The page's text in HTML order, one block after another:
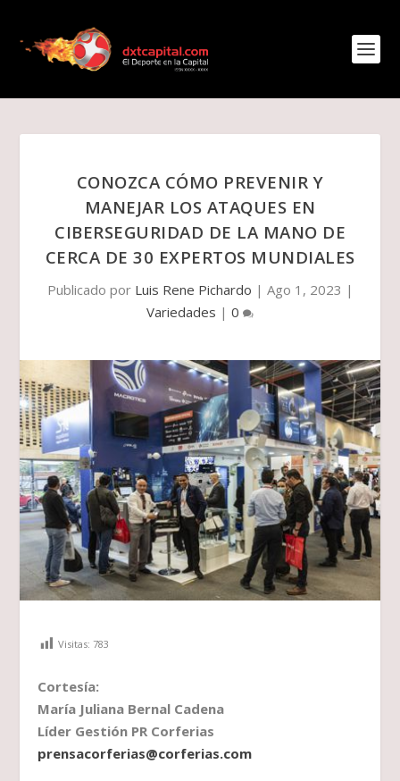
CONOZCA CÓMO PREVENIR Y
MANEJAR LOS ATAQUES EN
CIBERSEGURIDAD DE LA MANO DE
CERCA DE 30 EXPERTOS MUNDIALES
Publicado por Luis Rene Pichardo | Ago 1, 2023 |
Variedades | 0
Visitas: 783
Cortesía:
María Juliana Bernal Cadena
Líder Gestión PR Corferias
prensacorferias@corferias.com